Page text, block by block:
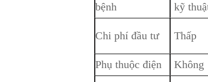
bệnh
kỹ
Chi phí đầu tư Thấp
Phụ thuộc điện
Không